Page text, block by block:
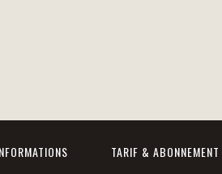
TARIF & ABONNEMENT